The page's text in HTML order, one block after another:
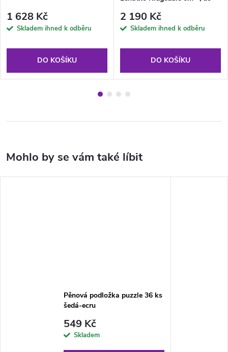
1 628 Kč
Skladem ihned k odběru
DO KOŠÍKU
2 190 Kč
Skladem ihned k odběru
DO KOŠÍKU
Pěnová podložka puzzle 36 ks
šedá-ecru
549 Kč
Skladem